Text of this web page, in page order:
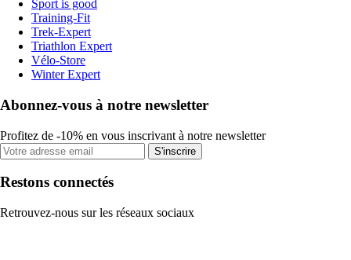
Sport is good
Training-Fit
Trek-Expert
Triathlon Expert
Vélo-Store
Winter Expert
Abonnez-vous à notre newsletter
Profitez de -10% en vous inscrivant à notre newsletter
S'inscrire
Restons connectés
Retrouvez-nous sur les réseaux sociaux